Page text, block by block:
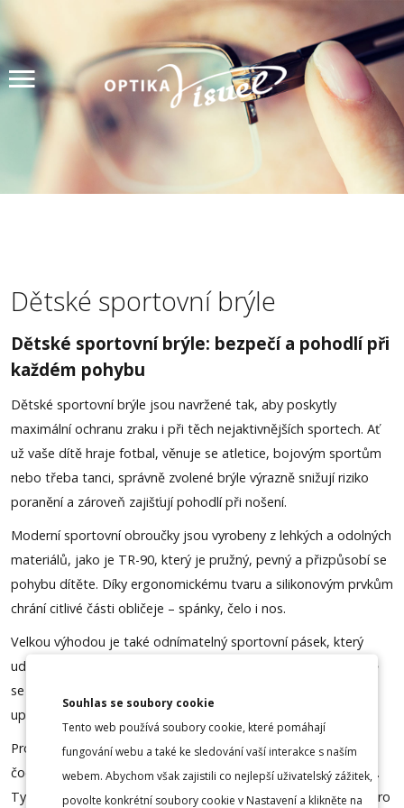
Souhlas se soubory cookie
Tento web používá soubory cookie, které pomáhají
fungování webu a také ke sledování vaší interakce s naším
webem. Abychom však zajistili co nejlepší uživatelský zážitek,
povolte konkrétní soubory cookie v Nastavení a klikněte na
Úvod
Produkty
Kontakty
Dětské sportovní brýle
Dětské sportovní brýle: bezpečí a pohodlí při
každém pohybu
Dětské sportovní brýle jsou navržené tak, aby poskytly
maximální ochranu zraku i při těch nejaktivnějších sportech. Ať
už vaše dítě hraje fotbal, věnuje se atletice, bojovým sportům
nebo třeba tanci, správně zvolené brýle výrazně snižují riziko
poranění a zároveň zajišťují pohodlí při nošení.
Moderní sportovní obroučky jsou vyrobeny z lehkých a odolných
materiálů, jako je TR-90, který je pružný, pevný a přizpůsobí se
pohybu dítěte. Díky ergonomickému tvaru a silikonovým prvkům
chrání citlivé části obličeje – spánky, čelo i nos.
Velkou výhodou je také odnímatelný sportovní pásek, který
udrží brýle pevně na svém místě i při intenzivním pohybu. Dítě
se tak může plně soustředit na výkon bez neustálého
upravování brýlí.
Pro maximální bezpečnost doporučujeme polykarbonátové
čočky, které jsou až 12× odolnější proti nárazu než běžná skla.
Tyto čočky splňují přísné bezpečnostní normy a jsou ideální pro